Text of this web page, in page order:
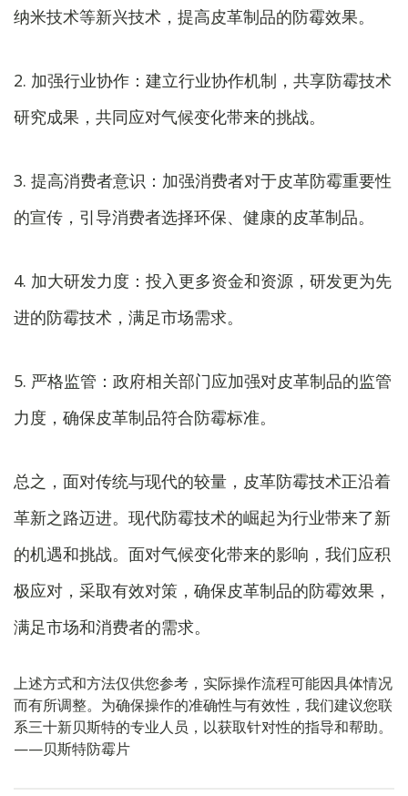
纳米技术等新兴技术，提高皮革制品的防霉效果。
2. 加强行业协作：建立行业协作机制，共享防霉技术
研究成果，共同应对气候变化带来的挑战。
3. 提高消费者意识：加强消费者对于皮革防霉重要性
的宣传，引导消费者选择环保、健康的皮革制品。
4. 加大研发力度：投入更多资金和资源，研发更为先
进的防霉技术，满足市场需求。
5. 严格监管：政府相关部门应加强对皮革制品的监管
力度，确保皮革制品符合防霉标准。
总之，面对传统与现代的较量，皮革防霉技术正沿着
革新之路迈进。现代防霉技术的崛起为行业带来了新
的机遇和挑战。面对气候变化带来的影响，我们应积
极应对，采取有效对策，确保皮革制品的防霉效果，
满足市场和消费者的需求。
上述方式和方法仅供您参考，实际操作流程可能因具体情况
而有所调整。为确保操作的准确性与有效性，我们建议您联
系三十新贝斯特的专业人员，以获取针对性的指导和帮助。
——贝斯特防霉片